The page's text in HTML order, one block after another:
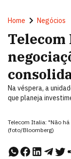
Home Negócios
Na véspera, a
que planeja
Telecom Italia: "Não
(foto/Bloomberg)